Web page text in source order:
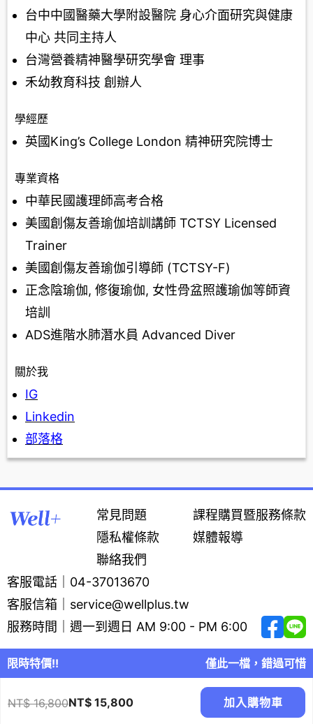
台中中國醫藥大學附設醫院 身心介面研究與健康
中心 共同主持人
台灣營養精神醫學研究學會 理事
禾幼教育科技 創辦人
學經歷
英國King’s College London 精神研究院博士
專業資格
中華民國護理師高考合格
美國創傷友善瑜伽培訓講師 TCTSY Licensed
Trainer
美國創傷友善瑜伽引導師 (TCTSY-F)
正念陰瑜伽, 修復瑜伽, 女性骨盆照護瑜伽等師資
培訓
ADS進階水肺潛水員 Advanced Diver
關於我
IG
Linkedin
部落格
限時特價!! 僅此一檔，錯過可惜
NT$ 16,800NT$ 15,800 加入購物車
客服電話
04-37013670
客服信箱
service@wellplus.tw
服務時間
週一到週日 AM 9:00 - PM 6:00
常見問題
隱私權條款
聯絡我們
課程購買暨服務條款
媒體報導
Copyright WELLPLUS © 2023. All Rights Reserved.